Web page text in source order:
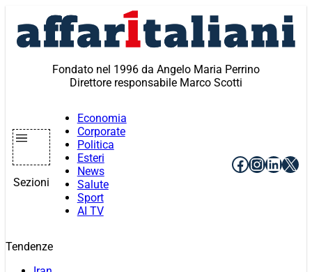
contenuto
Fondato nel 1996 da Angelo Maria Perrino
Direttore responsabile Marco Scotti
Sezioni
Economia
Corporate
Politica
Esteri
News
Salute
Sport
AI TV
Facebook
X
Tendenze